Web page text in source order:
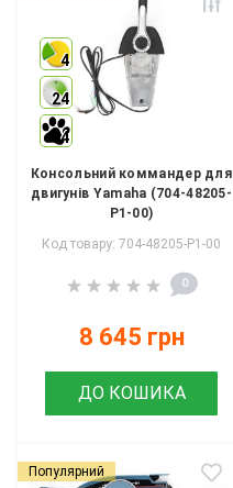
4
24
4
Консольний коммандер для
двигунів Yamaha (704-48205-
P1-00)
Код товару: 704-48205-P1-00
0
8 645 грн
ДО КОШИКА
Популярний